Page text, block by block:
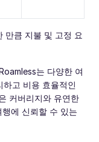
만큼 지불 및 고정 요
는 다양한 여
고 비용 효율적인
커버리지와 유연한
에 신뢰할 수 있는